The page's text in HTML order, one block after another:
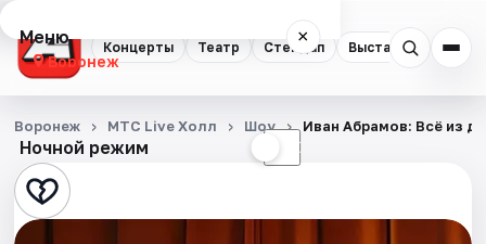
Концерты Театр Стендап Выставки
Меню ×
Воронеж
Концерты
Театр
Стендап
Ночной режим ☾
Воронеж МТС Live Холл Шоу Иван Абрамов: Всё из